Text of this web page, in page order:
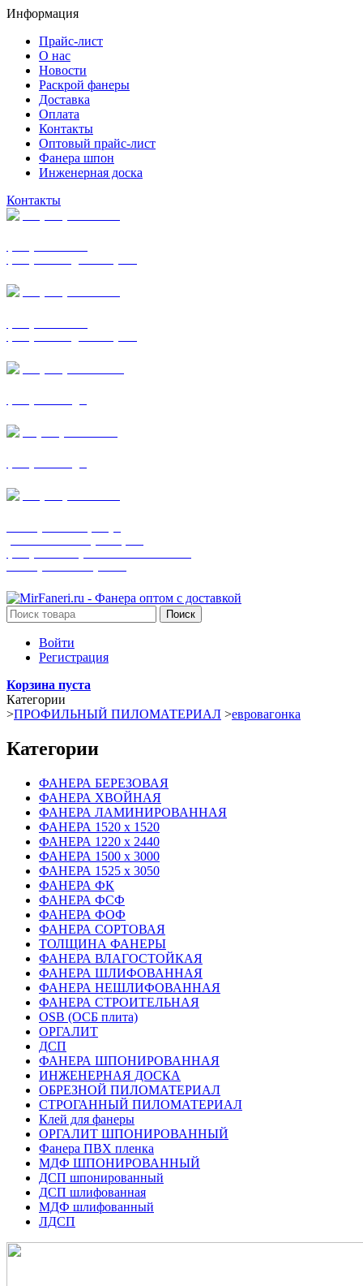
Информация
Прайс-лист
О нас
Новости
Раскрой фанеры
Доставка
Оплата
Контакты
Оптовый прайс-лист
Фанера шпон
Инженерная доска
Контакты
Поиск
Войти
Регистрация
Корзина пуста
Категории
>ПРОФИЛЬНЫЙ ПИЛОМАТЕРИАЛ >евровагонка
Категории
ФАНЕРА БЕРЕЗОВАЯ
ФАНЕРА ХВОЙНАЯ
ФАНЕРА ЛАМИНИРОВАННАЯ
ФАНЕРА 1520 х 1520
ФАНЕРА 1220 х 2440
ФАНЕРА 1500 х 3000
ФАНЕРА 1525 х 3050
ФАНЕРА ФК
ФАНЕРА ФСФ
ФАНЕРА ФОФ
ФАНЕРА СОРТОВАЯ
ТОЛЩИНА ФАНЕРЫ
ФАНЕРА ВЛАГОСТОЙКАЯ
ФАНЕРА ШЛИФОВАННАЯ
ФАНЕРА НЕШЛИФОВАННАЯ
ФАНЕРА СТРОИТЕЛЬНАЯ
OSB (ОСБ плита)
ОРГАЛИТ
ДСП
ФАНЕРА ШПОНИРОВАННАЯ
ИНЖЕНЕРНАЯ ДОСКА
ОБРЕЗНОЙ ПИЛОМАТЕРИАЛ
СТРОГАННЫЙ ПИЛОМАТЕРИАЛ
Клей для фанеры
ОРГАЛИТ ШПОНИРОВАННЫЙ
Фанера ПВХ пленка
МДФ ШПОНИРОВАННЫЙ
ДСП шпонированный
ДСП шлифованная
МДФ шлифованный
ЛДСП